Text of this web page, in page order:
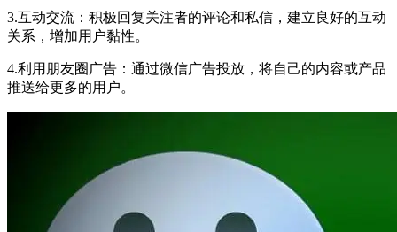
3.互动交流：积极回复关注者的评论和私信，建立良好的互动
关系，增加用户黏性。
4.利用朋友圈广告：通过微信广告投放，将自己的内容或产品
推送给更多的用户。